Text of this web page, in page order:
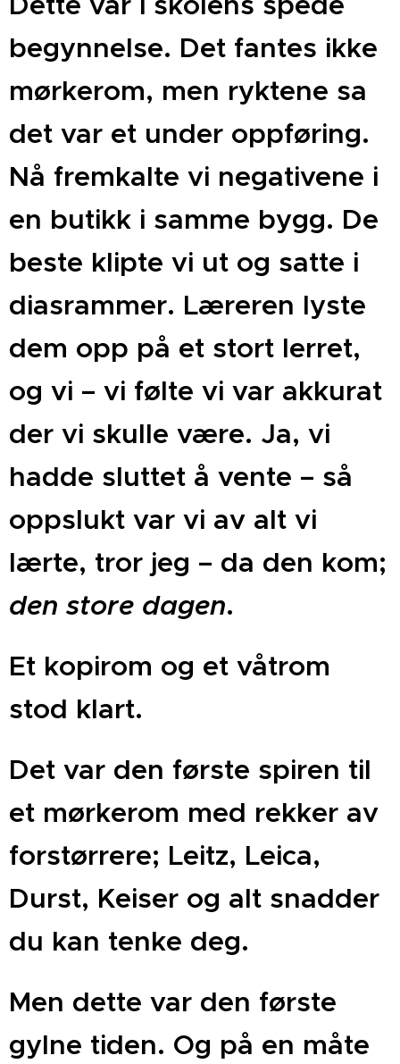
begynnelse. Det fantes ikke
mørkerom, men ryktene sa
det var et under oppføring.
Nå fremkalte vi negativene i
en butikk i samme bygg. De
beste klipte vi ut og satte i
diasrammer. Læreren lyste
dem opp på et stort lerret,
og vi – vi følte vi var akkurat
der vi skulle være. Ja, vi
hadde sluttet å vente – så
oppslukt var vi av alt vi
lærte, tror jeg – da den kom;
den store dagen.
Et kopirom og et våtrom
stod klart.
Det var den første spiren til
et mørkerom med rekker av
forstørrere; Leitz, Leica,
Durst, Keiser og alt snadder
du kan tenke deg.
Men dette var den første
gylne tiden. Og på en måte